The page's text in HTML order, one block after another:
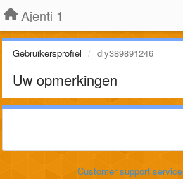
Ajenti 1
Gebruikersprofiel dly389891246
Uw opmerkingen
Customer support service